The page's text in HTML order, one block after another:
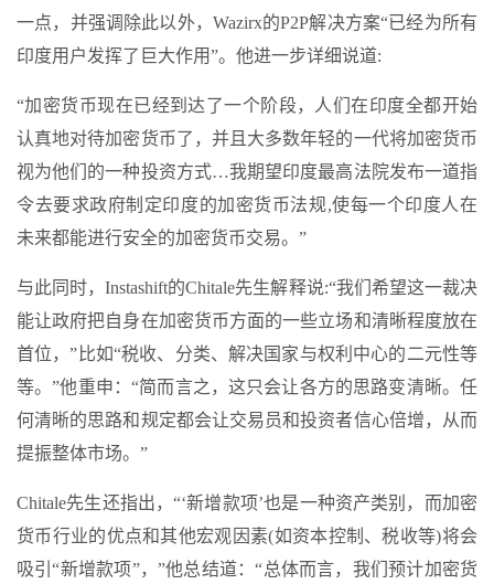
一点，并强调除此以外，Wazirx的P2P解决方案“已经为所有
印度用户发挥了巨大作用”。他进一步详细说道:
“加密货币现在已经到达了一个阶段，人们在印度全都开始
认真地对待加密货币了，并且大多数年轻的一代将加密货币
视为他们的一种投资方式…我期望印度最高法院发布一道指
令去要求政府制定印度的加密货币法规,使每一个印度人在
未来都能进行安全的加密货币交易。”
与此同时，Instashift的Chitale先生解释说:“我们希望这一裁决
能让政府把自身在加密货币方面的一些立场和清晰程度放在
首位，”比如“税收、分类、解决国家与权利中心的二元性等
等。”他重申：“简而言之，这只会让各方的思路变清晰。任
何清晰的思路和规定都会让交易员和投资者信心倍增，从而
提振整体市场。”
Chitale先生还指出，“‘新增款项’也是一种资产类别，而加密
货币行业的优点和其他宏观因素(如资本控制、税收等)将会
吸引“新增款项”，”他总结道：“总体而言，我们预计加密货